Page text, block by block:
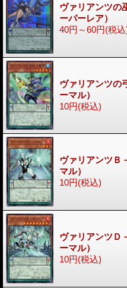
ヴァリアンツの
ーパーレア）
40円～60円(税込
ヴァリアンツの
ーマル）
10円(税込)
ヴァリアンツＢ
マル）
10円(税込)
ヴァリアンツＤ
ーマル）
10円(税込)